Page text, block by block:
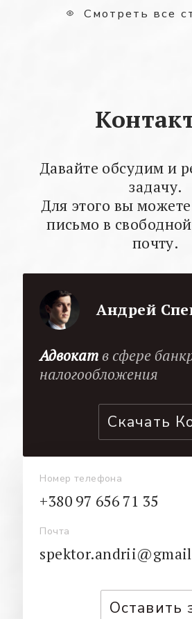
Смотреть все
Давайте обсудим и
задачу.
Для этого вы
письмо в
почту.
Андрей
Адвокат в сфере
налогообложения
Скачать
Номер телефона
+380 97 656 71 35
Почта
Оставить